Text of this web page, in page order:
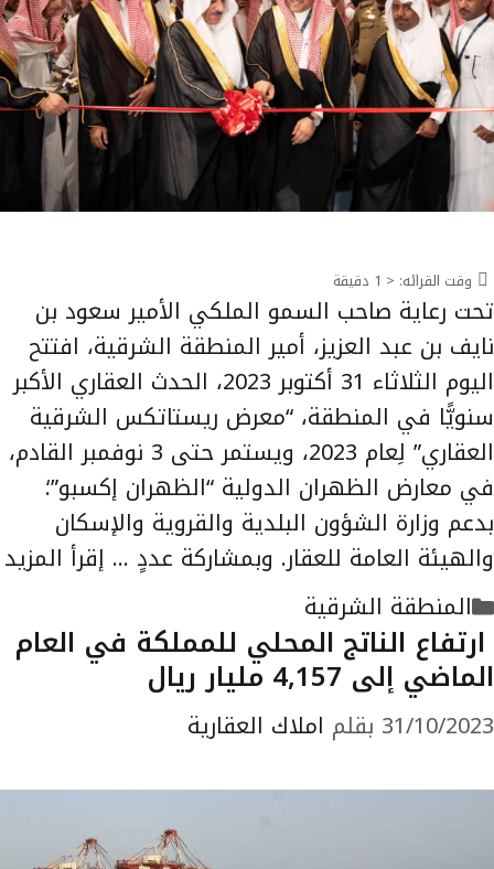
وقت القرائه: < 1 دقيقة
تحت رعاية صاحب السمو الملكي الأمير سعود بن
نايف بن عبد العزيز، أمير المنطقة الشرقية، افتتح
اليوم الثلاثاء 31 أكتوبر 2023، الحدث العقاري الأكبر
سنويًّا في المنطقة، “معرض ريستاتكس الشرقية
العقاري” لِعام 2023، ويستمر حتى 3 نوفمبر القادم،
في معارض الظهران الدولية “الظهران إكسبو”؛
بدعم وزارة الشؤون البلدية والقروية والإسكان
والهيئة العامة للعقار. وبمشاركة عددٍ … إقرأ المزيد
التصنيفات
المنطقة الشرقية
ارتفاع الناتج المحلي للمملكة في العام
الماضي إلى 4,157 مليار ريال
31/10/2023 بقلم املاك العقارية